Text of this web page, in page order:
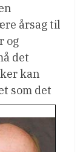
årsag til
og
det
kan
som det